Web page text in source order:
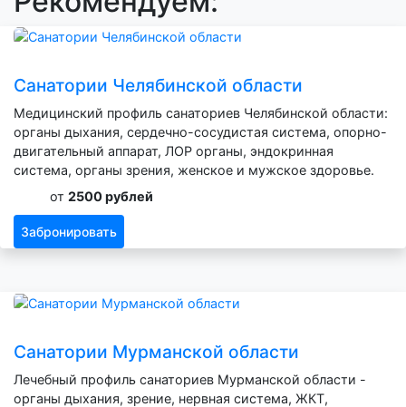
Санатории Челябинской области
Медицинский профиль санаториев Челябинской области:
органы дыхания, сердечно-сосудистая система, опорно-
двигательный аппарат, ЛОР органы, эндокринная
система, органы зрения, женское и мужское здоровье.
от 2500 рублей
Забронировать
Санатории Мурманской области
Лечебный профиль санаториев Мурманской области -
органы дыхания, зрение, нервная система, ЖКТ,